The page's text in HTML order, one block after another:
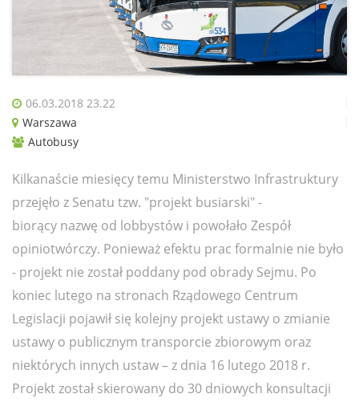
06.03.2018 23.22
Warszawa
Autobusy
Kilkanaście miesięcy temu Ministerstwo Infrastruktury
przejęło z Senatu tzw. "projekt busiarski" -
biorący nazwę od lobbystów i powołało Zespół
opiniotwórczy. Ponieważ efektu prac formalnie nie było
- projekt nie został poddany pod obrady Sejmu. Po
koniec lutego na stronach Rządowego Centrum
Legislacji pojawił się kolejny projekt ustawy o zmianie
ustawy o publicznym transporcie zbiorowym oraz
niektórych innych ustaw – z dnia 16 lutego 2018 r.
Projekt został skierowany do 30 dniowych konsultacji